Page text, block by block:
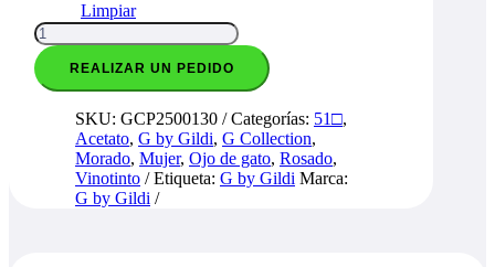
Limpiar
Dujo
cantidad
REALIZAR UN PEDIDO
SKU: GCP2500130 Categorías: 51□,
Acetato, G by Gildi, G Collection,
Morado, Mujer, Ojo de gato, Rosado,
Vinotinto
Etiqueta: G by Gildi Marca:
G by Gildi